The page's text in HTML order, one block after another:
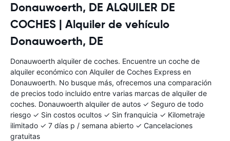
Donauwoerth, DE ALQUILER DE
COCHES | Alquiler de vehículo
Donauwoerth, DE
Donauwoerth alquiler de coches. Encuentre un coche de
alquiler económico con Alquiler de Coches Express en
Donauwoerth. No busque más, ofrecemos una comparación
de precios todo incluido entre varias marcas de alquiler de
coches. Donauwoerth alquiler de autos ✓ Seguro de todo
riesgo ✓ Sin costos ocultos ✓ Sin franquicia ✓ Kilometraje
ilimitado ✓ 7 días p / semana abierto ✓ Cancelaciones
gratuitas